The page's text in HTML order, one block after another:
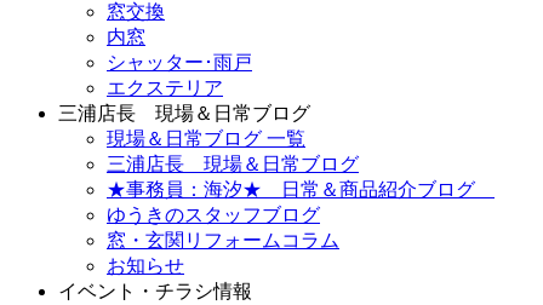
窓交換
内窓
シャッター･雨戸
エクステリア
三浦店長 現場＆日常ブログ
現場＆日常ブログ 一覧
三浦店長 現場＆日常ブログ
★事務員：海汐★ 日常＆商品紹介ブログ
ゆうきのスタッフブログ
窓・玄関リフォームコラム
お知らせ
イベント・チラシ情報